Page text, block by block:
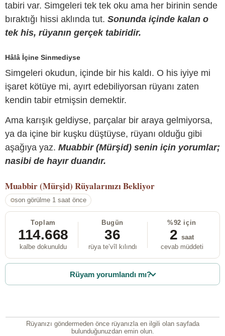
tabiri var. Simgeleri tek tek oku ama her birinin sende
bıraktığı hissi aklında tut. Sonunda içinde kalan o
tek his, rüyanın gerçek tabiridir.
Hâlâ İçine Sinmediyse
Simgeleri okudun, içinde bir his kaldı. O his iyiye mi
işaret kötüye mi, ayırt edebiliyorsan rüyanı zaten
kendin tabir etmişsin demektir.
Ama karışık geldiyse, parçalar bir araya gelmiyorsa,
ya da içine bir kuşku düştüyse, rüyanı olduğu gibi
aşağıya yaz. Muabbir (Mürşid) senin için yorumlar;
nasibi de hayır duandır.
Muabbir (Mürşid) Rüyalarınızı Bekliyor
son görülme 1 saat önce
Toplam
114.668
kalbe dokunuldu
Bugün
36
rüya te’vîl kılındı
%92 için
2 saat
cevab müddeti
Rüyam yorumlandı mı?
Rüyanızı göndermeden önce rüyanızla en ilgili olan sayfada
bulunduğunuzdan emin olun.